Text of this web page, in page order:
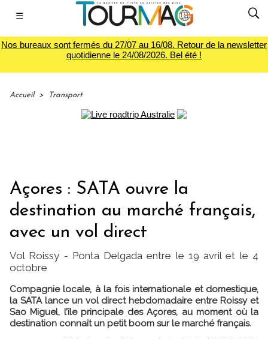
☰
Nos bureaux sont fermés du 27/07 au 16/08. Retour de la newsletter
quotidienne le 24/08/2026. Bel été !
Accueil > Transport
Açores : SATA ouvre la
destination au marché français,
avec un vol direct
Vol Roissy - Ponta Delgada entre le 19 avril et le 4
octobre
Compagnie locale, à la fois internationale et domestique,
la SATA lance un vol direct hebdomadaire entre Roissy et
Sao Miguel, l’île principale des Açores, au moment où la
destination connaît un petit boom sur le marché français.